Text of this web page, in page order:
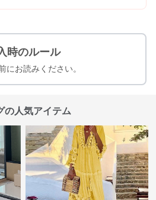
時のルール
にお読みください。
の人気アイテム